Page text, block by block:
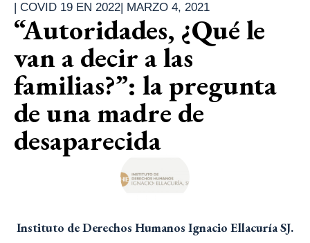
COVID 19 EN 2022 MARZO 4, 2021
“Autoridades, ¿Qué le
van a decir a las
familias?”: la pregunta
de una madre de
desaparecida
Instituto de Derechos Humanos Ignacio Ellacuría SJ.